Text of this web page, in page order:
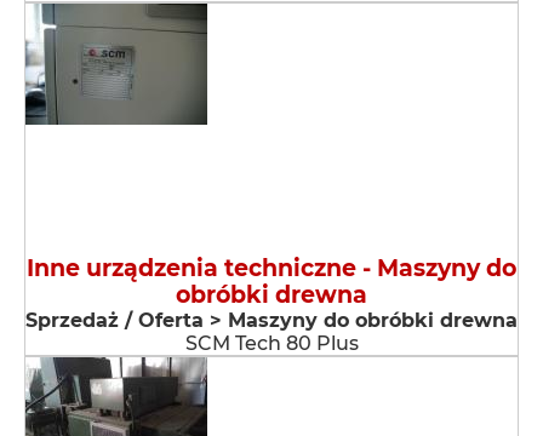
Inne urządzenia techniczne - Maszyny do
obróbki drewna
Sprzedaż / Oferta > Maszyny do obróbki drewna
SCM Tech 80 Plus